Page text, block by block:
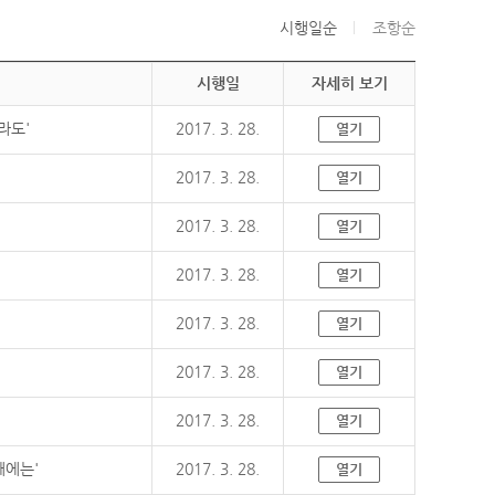
시행일순 조항순
시행일 자세히 보기
도' 2017. 3. 28. 열기
2017. 3. 28. 열기
2017. 3. 28. 열기
2017. 3. 28. 열기
2017. 3. 28. 열기
2017. 3. 28. 열기
2017. 3. 28. 열기
에는' 2017. 3. 28. 열기